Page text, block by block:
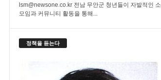
lsm@newsone.co.kr 전남 무안군 청년들이 자발적인 소
모임과 커뮤니티 활동을 통해...
정책을 듣는다